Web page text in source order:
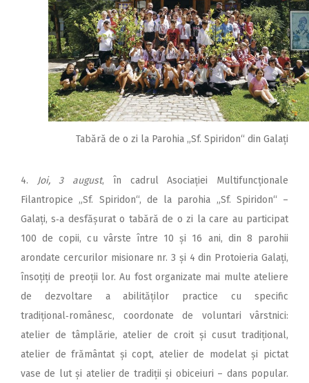
Tabără de o zi la Parohia „Sf. Spiridon“ din Galați
4. Joi, 3 august, în cadrul Asociației Multifuncționale
Filantropice „Sf. Spiridon“, de la parohia „Sf. Spiridon“ –
Galați, s‑a desfășurat o tabără de o zi la care au participat
100 de copii, cu vârste între 10 și 16 ani, din 8 parohii
arondate cercurilor misionare nr. 3 și 4 din Protoieria Galați,
însoțiți de preoții lor. Au fost organizate mai multe ateliere
de dezvoltare a abilităților practice cu specific
tradițional‑românesc, coordonate de voluntari vârstnici:
atelier de tâmplărie, atelier de croit și cusut tradițional,
atelier de frământat și copt, atelier de modelat și pictat
vase de lut și atelier de tradiții și obiceiuri – dans popular.